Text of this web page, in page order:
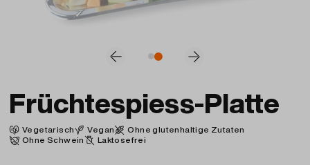
Früchtespiess-Platte
Vegetarisch Vegan
Ohne glutenhaltige Zutaten
Ohne Schwein
Laktosefrei